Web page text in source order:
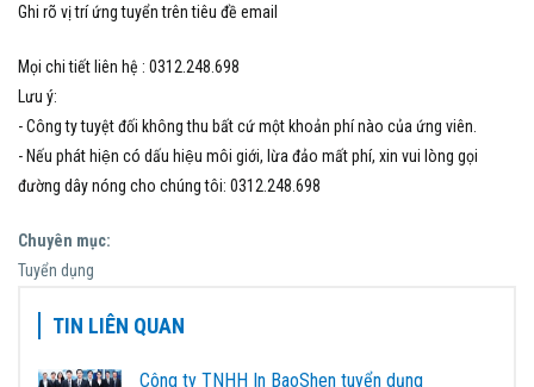
Ghi rõ vị trí ứng tuyển trên tiêu đề email
Mọi chi tiết liên hệ : 0312.248.698
Lưu ý:
- Công ty tuyệt đối không thu bất cứ một khoản phí nào của ứng viên.
- Nếu phát hiện có dấu hiệu môi giới, lừa đảo mất phí, xin vui lòng gọi
đường dây nóng cho chúng tôi: 0312.248.698
Chuyên mục:
Tuyển dụng
TIN LIÊN QUAN
Công ty TNHH In BaoShen tuyển dụng